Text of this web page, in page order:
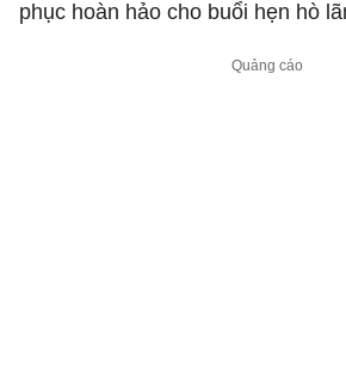
phục hoàn hảo cho buổi hẹn hò